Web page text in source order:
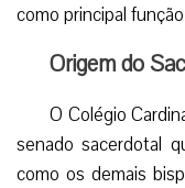
como principal
Origem do
O Colégio
senado sacerdotal
como os demais